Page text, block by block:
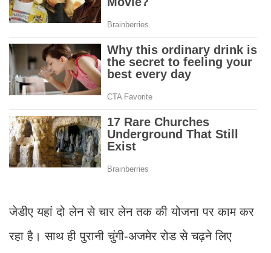
जेडीए यहां दो लेन से चार लेन तक की योजना पर काम कर
रहा है। साथ ही पुरानी चुंगी-अजमेर रोड से चढ़ने लिए